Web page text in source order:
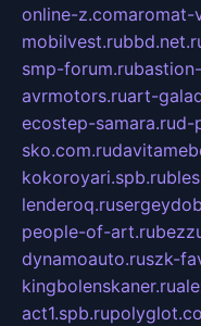
online-z.comaromat-
mobilvest.ru
smp-forum.ru
avrmotors.ruart-
ecostep-samara.rud-
sko.com.ru
kokoroyari.spb.ru
lenderoq.ru
people-of-art.ru
dynamoauto.ruszk-
kingbolenskaner.ru
act1.spb.ru